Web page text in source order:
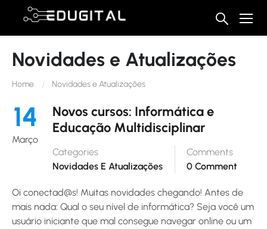
Novidades e Atualizações
Home Novidades e Atualizações
14
Março
Novos cursos: Informática e
Educação Multidisciplinar
Categories
Novidades E Atualizações
Comments
0 Comment
Oi conectad@s! Muitas novidades chegando! Antes de
mais nada: Qual o seu nível de informática? Seja você um
usuário iniciante que mal consegue navegar online ou um